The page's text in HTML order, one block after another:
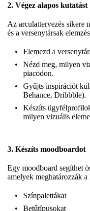
2. Végez alapos kutatást
Az arculattervezés sikere
és a versenytársak
Elemezd a
Nézd meg, milyen
piacodon.
Gyűjts inspirációt
Behance, Dribbble).
Készíts
milyen vizuális
3. Készíts moodboardot
Egy moodboard segíthet
amelyek meghatározzák
Színpalettákat
Betűtípusokat